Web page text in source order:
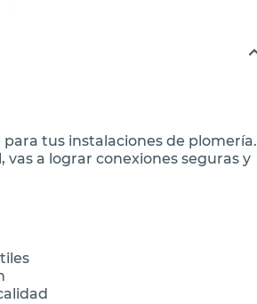
para tus instalaciones de plomería.
a lograr conexiones seguras y